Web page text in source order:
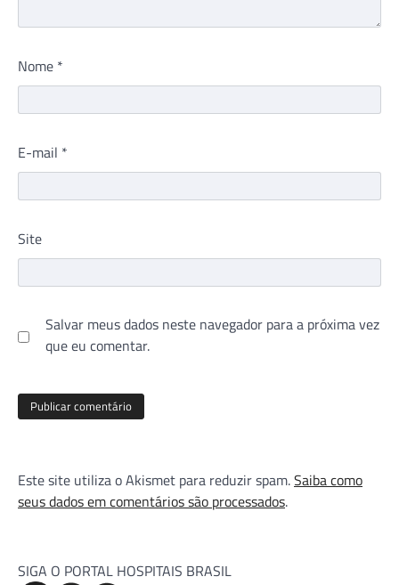
Nome *
E-mail *
Site
Salvar meus dados neste navegador para a próxima vez
que eu comentar.
Este site utiliza o Akismet para reduzir spam.Saiba como
seus dados em comentários são processados.
SIGA O PORTAL HOSPITAIS BRASIL